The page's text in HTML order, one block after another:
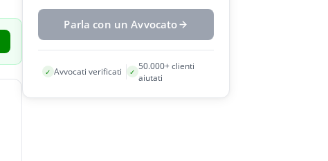
Parla con un Avvocato
✓ Avvocati verificati ✓ 50.000+ clienti
aiutati